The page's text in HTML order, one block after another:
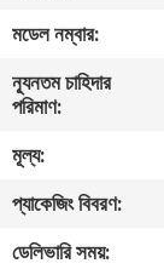
কারখানা
ভ্রমণ
মান
নিয়ন্ত্রণ
মডেল নম্বার:
ন্যূনতম চাহিদার
পরিমাণ:
মূল্য:
প্যাকেজিং বিবরণ:
ডেলিভারি সময়: